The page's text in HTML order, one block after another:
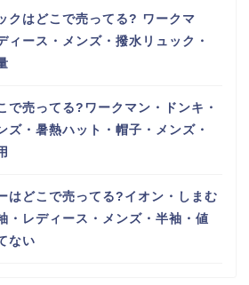
クはどこで売ってる? ワークマ
ィース・メンズ・撥水リュック・
で売ってる?ワークマン・ドンキ・
ズ・暑熱ハット・帽子・メンズ・
はどこで売ってる?イオン・しまむ
・レディース・メンズ・半袖・値
ない